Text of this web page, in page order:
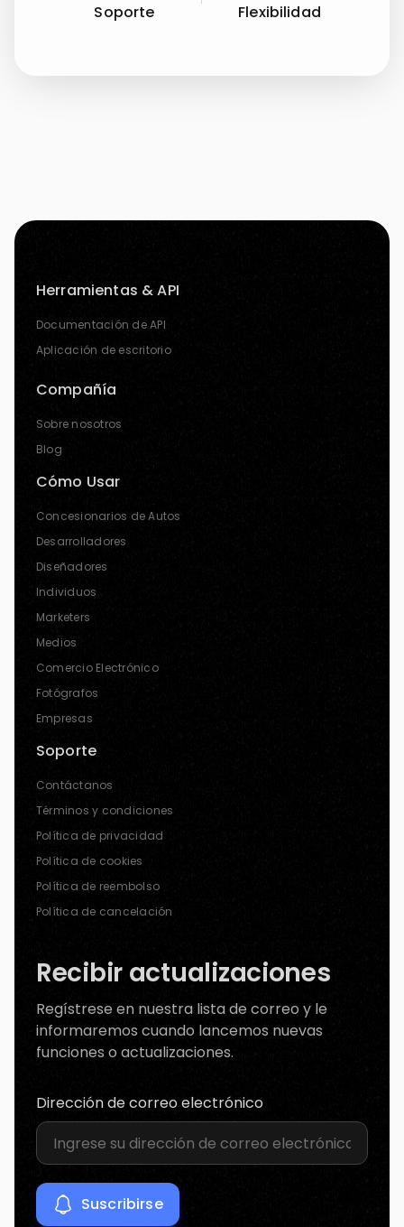
Soporte Flexibilidad
Herramientas & API
Documentación de API
Aplicación de escritorio
Compañía
Sobre nosotros
Blog
Cómo Usar
Concesionarios de Autos
Desarrolladores
Diseñadores
Individuos
Marketers
Medios
Comercio Electrónico
Fotógrafos
Empresas
Soporte
Contáctanos
Términos y condiciones
Política de privacidad
Política de cookies
Política de reembolso
Política de cancelación
Recibir actualizaciones
Regístrese en nuestra lista de correo y le
informaremos cuando lancemos nuevas
funciones o actualizaciones.
Dirección de correo electrónico